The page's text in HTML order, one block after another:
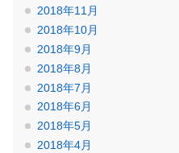
2018年11月
2018年10月
2018年9月
2018年8月
2018年7月
2018年6月
2018年5月
2018年4月